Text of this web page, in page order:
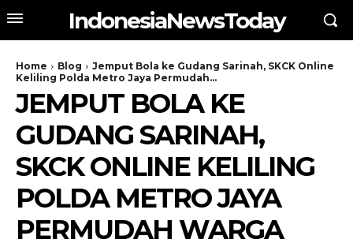
IndonesiaNewsToday
Home Blog
Jemput Bola ke Gudang Sarinah, SKCK Online
Keliling Polda Metro Jaya Permudah...
JEMPUT BOLA KE
GUDANG SARINAH,
SKCK ONLINE KELILING
POLDA METRO JAYA
PERMUDAH WARGA